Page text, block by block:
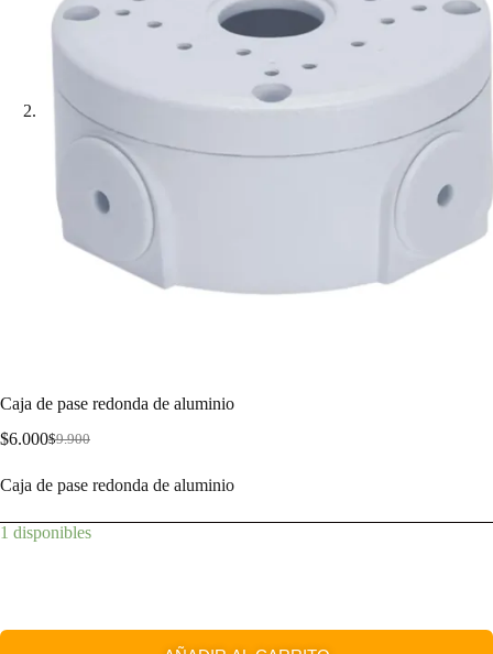
Caja de pase redonda de aluminio
$9.900
$6.000
Caja de pase redonda de aluminio
1 disponibles